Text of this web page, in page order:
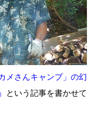
メさんキャンプ」の幻
という記事を書かせて